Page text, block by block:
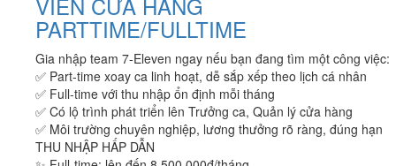
PARTTIME/FULLTIME
Gia nhập team 7-Eleven ngay nếu bạn đang tìm một công việc:
✅ Part-time xoay ca linh hoạt, dễ sắp xếp theo lịch cá nhân
✅ Full-time với thu nhập ổn định mỗi tháng
✅ Có lộ trình phát triển lên Trưởng ca, Quản lý cửa hàng
✅ Môi trường chuyên nghiệp, lương thưởng rõ ràng, đúng hạn
THU NHẬP HẤP DẪN